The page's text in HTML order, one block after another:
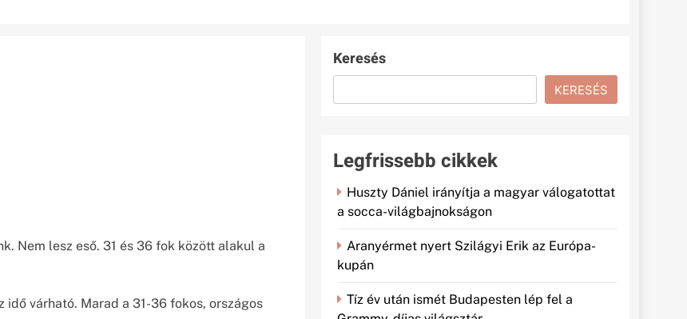
Nem lesz eső. 31 és 36 fok között alakul a
várható. Marad a 31-36 fokos, országos
Keresés
KERESÉS
Legfrissebb cikkek
Huszty Dániel irányítja a magyar válogatottat
a socca-világbajnokságon
Aranyérmet nyert Szilágyi Erik az Európa-
kupán
Tíz év után ismét Budapesten lép fel a